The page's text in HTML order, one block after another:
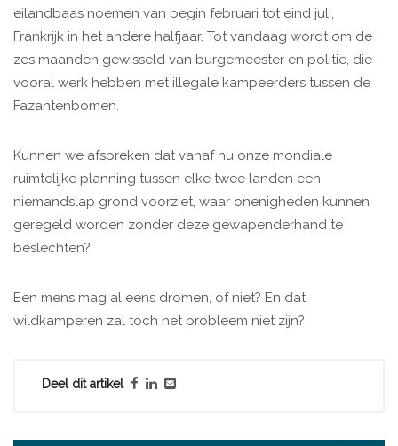
eilandbaas noemen van begin februari tot eind juli,
Frankrijk in het andere halfjaar. Tot vandaag wordt om de
zes maanden gewisseld van burgemeester en politie, die
vooral werk hebben met illegale kampeerders tussen de
Fazantenbomen.
Kunnen we afspreken dat vanaf nu onze mondiale
ruimtelijke planning tussen elke twee landen een
niemandslap grond voorziet, waar onenigheden kunnen
geregeld worden zonder deze gewapenderhand te
beslechten?
Een mens mag al eens dromen, of niet? En dat
wildkamperen zal toch het probleem niet zijn?
Deel dit artikel